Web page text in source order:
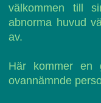
välkommen till
abnorma huvud
av.
Här kommer en
ovannämnde